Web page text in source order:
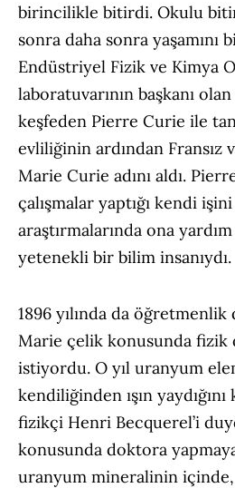
birincilikle bitirdi. Okulu
sonra daha sonra yaşamını
Endüstriyel Fizik ve Kimya
laboratuvarının başkanı
keşfeden Pierre Curie ile
evliliğinin ardından Fransız
Marie Curie adını aldı.
çalışmalar yaptığı kendi
araştırmalarında ona
yetenekli bir bilim insanıydı.
1896 yılında da öğretmenlik
Marie çelik konusunda fizik
istiyordu. O yıl uranyum
kendiliğinden ışın
fizikçi Henri Becquerel’i
konusunda doktora
uranyum mineralinin